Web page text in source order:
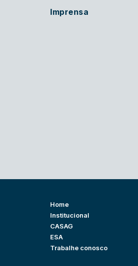
Imprensa
Home
Institucional
CASAG
ESA
Trabalhe conosco